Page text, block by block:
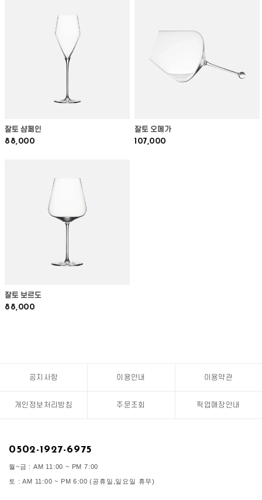
잘토 샴페인
88,000
잘토 오메가
107,000
잘토 보르도
88,000
공지사항 이용안내 이용약관
개인정보처리방침 주문조회 픽업매장안내
0502-1927-6975
월~금 : AM 11:00 ~ PM 7:00
토 : AM 11:00 ~ PM 6:00 (공휴일,일요일 휴무)